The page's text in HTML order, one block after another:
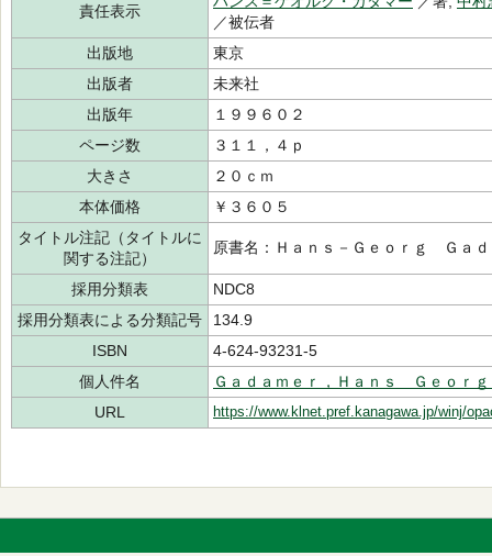
責任表示
／被伝者
出版地
東京
出版者
未来社
出版年
１９９６０２
ページ数
３１１，４ｐ
大きさ
２０ｃｍ
本体価格
￥３６０５
タイトル注記（タイトルに
関する注記）
原書名：Ｈａｎｓ－Ｇｅｏｒｇ Ｇａ
採用分類表
NDC8
採用分類表による分類記号
134.9
ISBN
4-624-93231-5
個人件名
Ｇａｄａｍｅｒ，Ｈａｎｓ Ｇｅｏｒ
URL
https://www.klnet.pref.kanagawa.jp/winj/